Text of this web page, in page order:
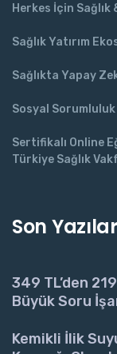
Herkes İçin Sağlık
Sağlık Yatırım
Sağlıkta Yapay
Sosyal Sorumluluk
Sertifikalı Online
Türkiye Sağlık
Son Yazılar
349 TL’den
Büyük Soru
Kemikli İlik